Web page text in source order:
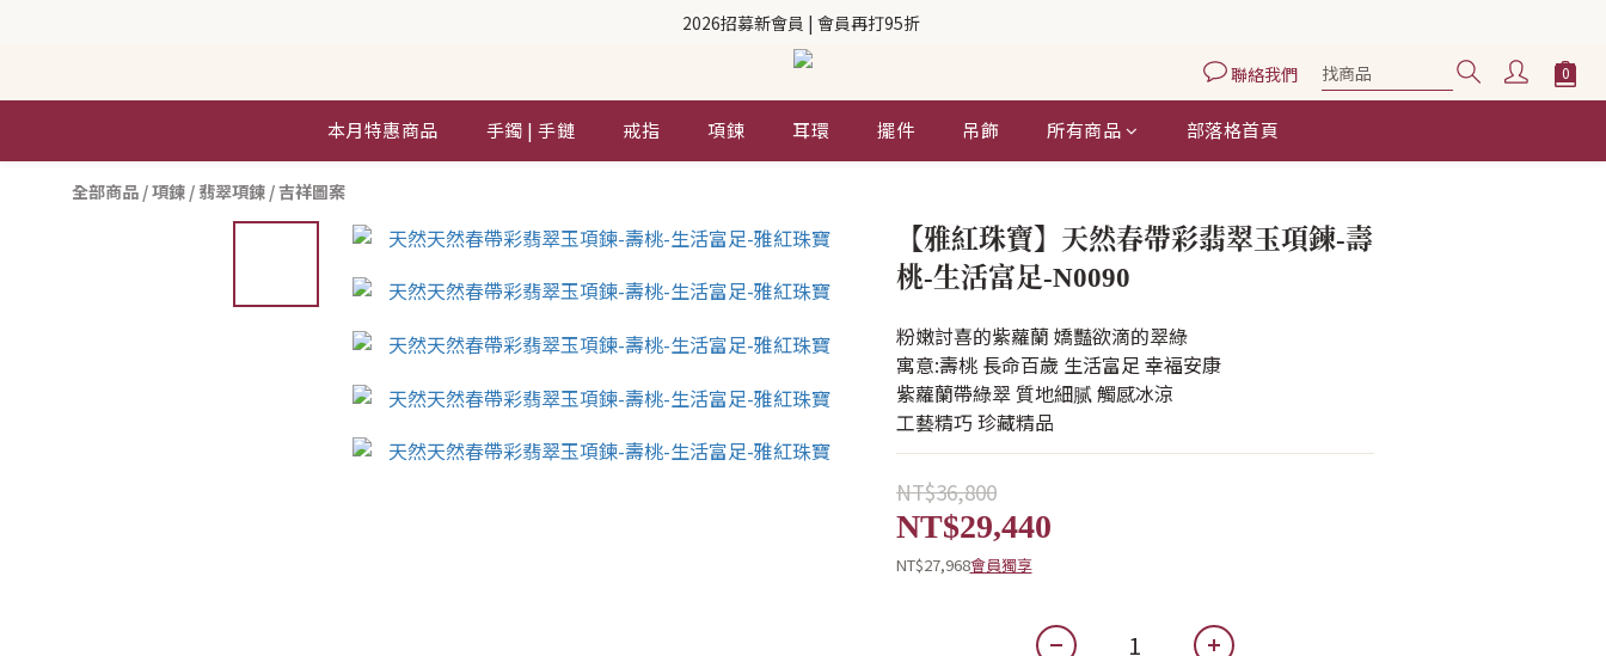
2026招募新會員 | 會員再打95折
聯絡我們
本月特惠商品 手鐲 | 手鏈 戒指 項鍊 耳環 擺件 吊飾 所有商品 部落格首頁
全部商品 /項鍊 / 翡翠項鍊 /吉祥圖案
【雅紅珠寶】天然春帶彩翡翠玉項鍊-壽
桃-生活富足-N0090
粉嫩討喜的紫蘿蘭 嬌豔欲滴的翠綠
寓意:壽桃 長命百歲 生活富足 幸福安康
紫蘿蘭帶綠翠 質地細腻 觸感冰涼
工藝精巧 珍藏精品
NT$36,800
NT$29,440
NT$27,968會員獨享